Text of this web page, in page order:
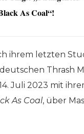
As Coal“!
ihrem letzten
Thrash
Juli 2023 mit
As Coal, über